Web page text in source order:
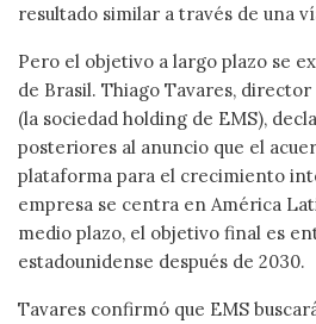
resultado similar a través de una
Pero el objetivo a largo plazo se
de Brasil. Thiago Tavares,
(la sociedad holding de EMS),
posteriores al anuncio que el
plataforma para el crecimiento
empresa se centra en América
medio plazo, el objetivo final es
estadounidense después de 2030.
Tavares confirmó que EMS